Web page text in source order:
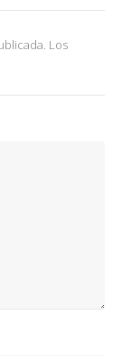
Los